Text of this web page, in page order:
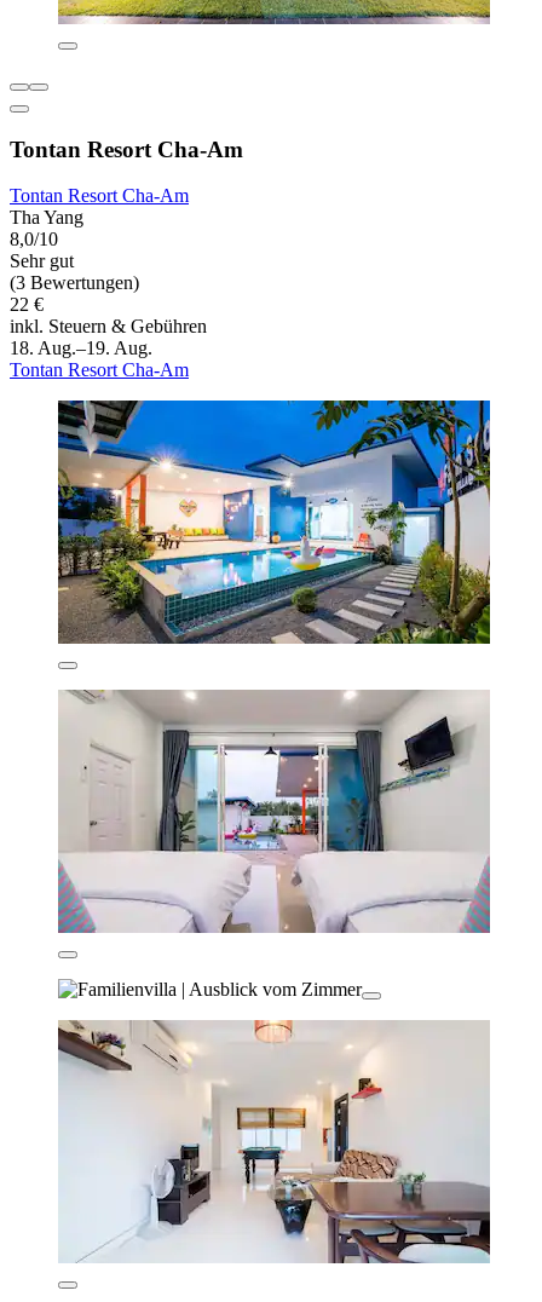
Tontan Resort Cha-Am
Tontan Resort Cha-Am
Tha Yang
8,0/10
Sehr gut
(3 Bewertungen)
22 €
inkl. Steuern & Gebühren
18. Aug.–19. Aug.
Tontan Resort Cha-Am